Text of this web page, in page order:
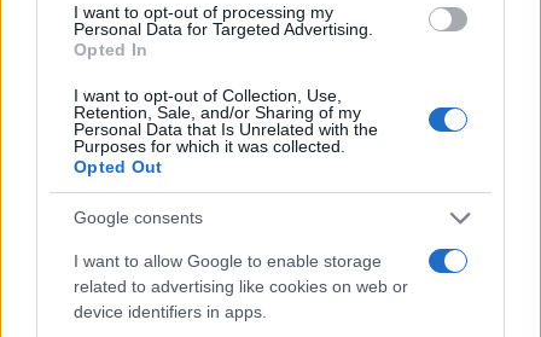
I want to opt-out of processing my
Personal Data for Targeted Advertising.
Opted In
I want to opt-out of Collection, Use,
Retention, Sale, and/or Sharing of my
Personal Data that Is Unrelated with the
Purposes for which it was collected.
Opted Out
Google consents
I want to allow Google to enable storage
related to advertising like cookies on web or
device identifiers in apps.
Continua a leggere
CHI SI FA CHI